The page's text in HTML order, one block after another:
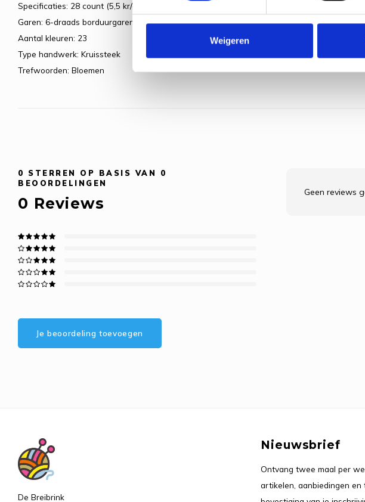
Weigeren
Specificaties: 28 count (5,5 kr/cm)
Garen: 6-draads borduurgaren
Aantal kleuren: 23
Type handwerk: Kruissteek
Trefwoorden: Bloemen
0 STERREN OP BASIS VAN 0
BEOORDELINGEN
0 Reviews
Je beoordeling toevoegen
Geen reviews
De Breibrink
Nieuwsbrief
Ontvang twee maal per
artikelen, aanbiedingen en